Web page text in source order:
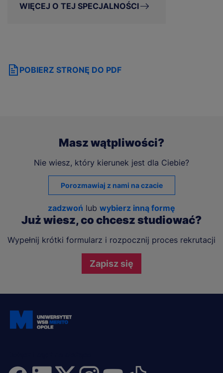
WIĘCEJ O TEJ SPECJALNOŚCI
POBIERZ STRONĘ DO PDF
Masz wątpliwości?
Nie wiesz, który kierunek jest dla Ciebie?
Porozmawiaj z nami na czacie
zadzwoń lub wybierz inną formę
Już wiesz, co chcesz studiować?
Wypełnij krótki formularz i rozpocznij proces rekrutacji
Zapisz się